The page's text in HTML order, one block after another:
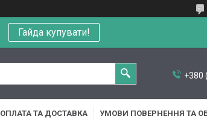
Гайда купувати!
+380
ОПЛАТА ТА ДОСТАВКА УМОВИ ПОВЕРНЕННЯ ТА